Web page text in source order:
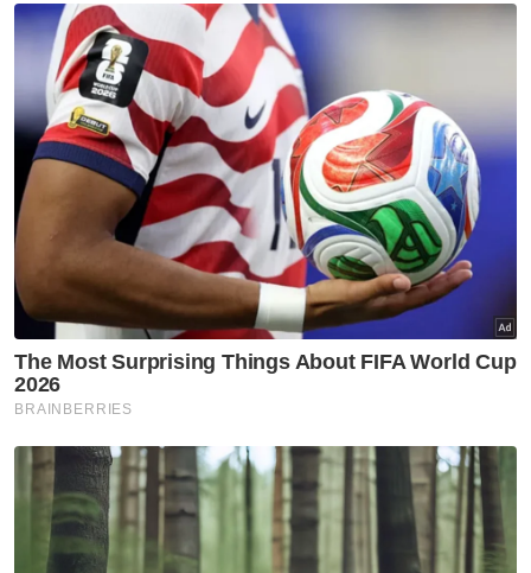
Johor
‘Bukan wayang, kami cuma
tuntut janji KKM’ - Onn Hafiz
Johor
Johor jawab kritikan Dr
Rafidah, tegas perjuang sektor
kesihatan
Johor
Johor imarah masjid dengan
solat Maghrib, Isyak berjemaah
Johor
Hospital Pasir Gudang belum
beroperasi penuh, 1,192
jawatan masih kosong - Onn
Hafiz